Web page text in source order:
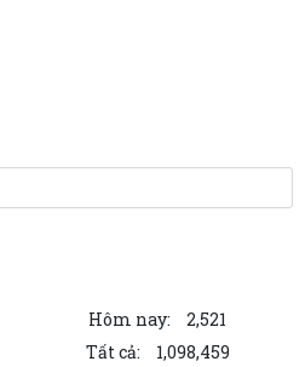
– Nhiệm vụ trọng tâm của Đảng bộ xã
giám sát và xử lý dịch, ổ dịch, chủ
hoạch bảo đảm an toàn thực phẩm,
phòng, chống bệnh dại năm 2026